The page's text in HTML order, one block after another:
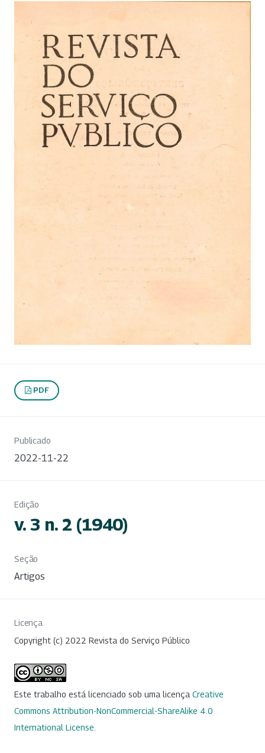
PDF
Publicado
2022-11-22
Edição
v. 3 n. 2 (1940)
Seção
Artigos
Licença
Copyright (c) 2022 Revista do Serviço Público
Este trabalho está licenciado sob uma licença Creative
Commons Attribution-NonCommercial-ShareAlike 4.0
International License